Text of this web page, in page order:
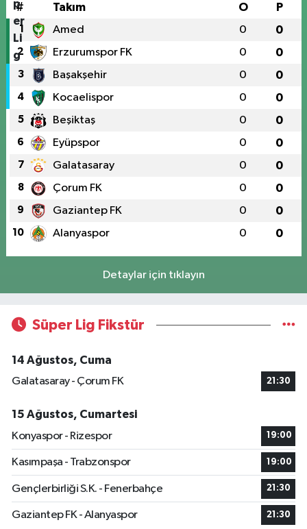
# Takım O P
1 Amed 0 0
2 Erzurumspor FK 0 0
3 Başakşehir 0 0
4 Kocaelispor 0 0
5 Beşiktaş 0 0
6 Eyüpspor 0 0
7 Galatasaray 0 0
8 Çorum FK 0 0
9 Gaziantep FK 0 0
10 Alanyaspor 0 0
Detaylar için tıklayın
Süper Lig Fikstür
14 Ağustos, Cuma
Galatasaray - Çorum FK
21:30
15 Ağustos, Cumartesi
Konyaspor - Rizespor
19:00
Kasımpaşa - Trabzonspor 19:00
Gençlerbirliği S.K. - Fenerbahçe 21:30
Gaziantep FK - Alanyaspor 21:30